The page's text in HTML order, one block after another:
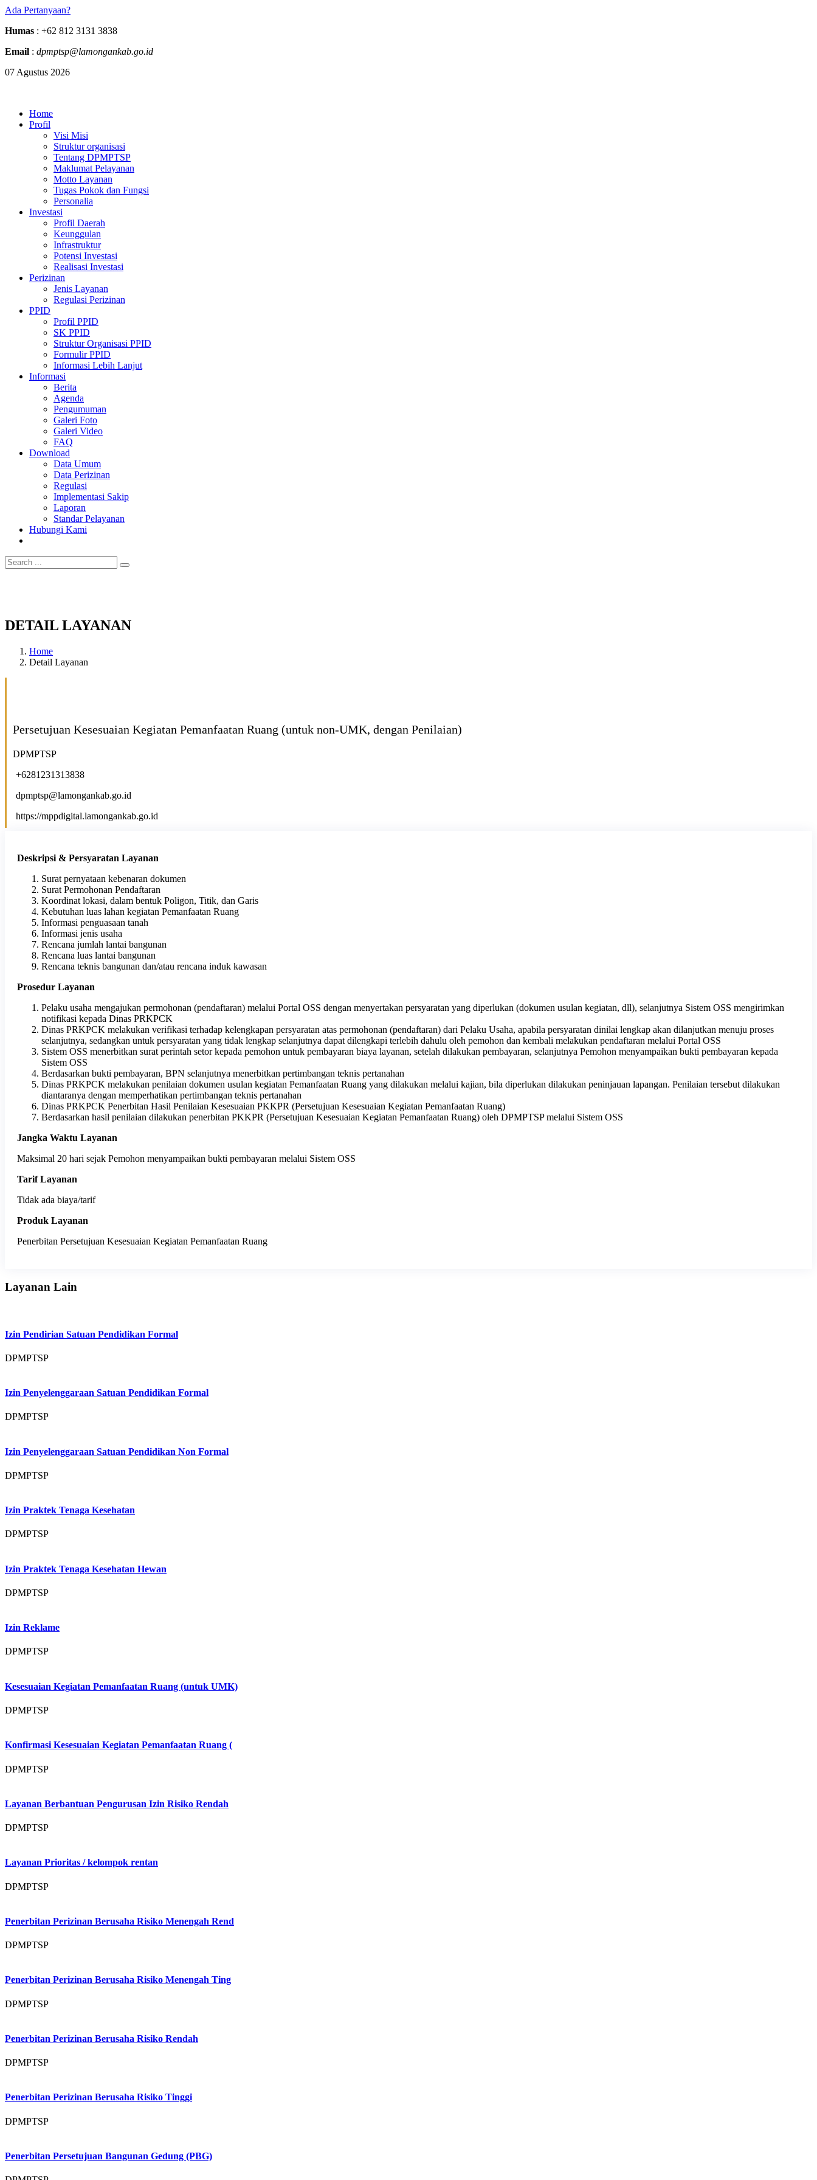
Ada Pertanyaan?
Humas : +62 812 3131 3838
Email : dpmptsp@lamongankab.go.id
07 Agustus 2026
Home
Profil
Visi Misi
Struktur organisasi
Tentang DPMPTSP
Maklumat Pelayanan
Motto Layanan
Tugas Pokok dan Fungsi
Personalia
Investasi
Profil Daerah
Keunggulan
Infrastruktur
Potensi Investasi
Realisasi Investasi
Perizinan
Jenis Layanan
Regulasi Perizinan
PPID
Profil PPID
SK PPID
Struktur Organisasi PPID
Formulir PPID
Informasi Lebih Lanjut
Informasi
Berita
Agenda
Pengumuman
Galeri Foto
Galeri Video
FAQ
Download
Data Umum
Data Perizinan
Regulasi
Implementasi Sakip
Laporan
Standar Pelayanan
Hubungi Kami
DETAIL LAYANAN
Home
Detail Layanan
Persetujuan Kesesuaian Kegiatan Pemanfaatan Ruang (untuk non-UMK, dengan Penilaian)
DPMPTSP
+6281231313838
dpmptsp@lamongankab.go.id
https://mppdigital.lamongankab.go.id
Deskripsi & Persyaratan Layanan
Surat pernyataan kebenaran dokumen
Surat Permohonan Pendaftaran
Koordinat lokasi, dalam bentuk Poligon, Titik, dan Garis
Kebutuhan luas lahan kegiatan Pemanfaatan Ruang
Informasi penguasaan tanah
Informasi jenis usaha
Rencana jumlah lantai bangunan
Rencana luas lantai bangunan
Rencana teknis bangunan dan/atau rencana induk kawasan
Prosedur Layanan
Pelaku usaha mengajukan permohonan (pendaftaran) melalui Portal OSS dengan menyertakan persyaratan yang diperlukan (dokumen usulan kegiatan, dll), selanjutnya Sistem OSS mengirimkan
notifikasi kepada Dinas PRKPCK
Dinas PRKPCK melakukan verifikasi terhadap kelengkapan persyaratan atas permohonan (pendaftaran) dari Pelaku Usaha, apabila persyaratan dinilai lengkap akan dilanjutkan menuju proses
selanjutnya, sedangkan untuk persyaratan yang tidak lengkap selanjutnya dapat dilengkapi terlebih dahulu oleh pemohon dan kembali melakukan pendaftaran melalui Portal OSS
Sistem OSS menerbitkan surat perintah setor kepada pemohon untuk pembayaran biaya layanan, setelah dilakukan pembayaran, selanjutnya Pemohon menyampaikan bukti pembayaran kepada
Sistem OSS
Berdasarkan bukti pembayaran, BPN selanjutnya menerbitkan pertimbangan teknis pertanahan
Dinas PRKPCK melakukan penilaian dokumen usulan kegiatan Pemanfaatan Ruang yang dilakukan melalui kajian, bila diperlukan dilakukan peninjauan lapangan. Penilaian tersebut dilakukan
diantaranya dengan memperhatikan pertimbangan teknis pertanahan
Dinas PRKPCK Penerbitan Hasil Penilaian Kesesuaian PKKPR (Persetujuan Kesesuaian Kegiatan Pemanfaatan Ruang)
Berdasarkan hasil penilaian dilakukan penerbitan PKKPR (Persetujuan Kesesuaian Kegiatan Pemanfaatan Ruang) oleh DPMPTSP melalui Sistem OSS
Jangka Waktu Layanan
Maksimal 20 hari sejak Pemohon menyampaikan bukti pembayaran melalui Sistem OSS
Tarif Layanan
Tidak ada biaya/tarif
Produk Layanan
Penerbitan Persetujuan Kesesuaian Kegiatan Pemanfaatan Ruang
Layanan Lain
Izin Pendirian Satuan Pendidikan Formal
DPMPTSP
Izin Penyelenggaraan Satuan Pendidikan Formal
DPMPTSP
Izin Penyelenggaraan Satuan Pendidikan Non Formal
DPMPTSP
Izin Praktek Tenaga Kesehatan
DPMPTSP
Izin Praktek Tenaga Kesehatan Hewan
DPMPTSP
Izin Reklame
DPMPTSP
Kesesuaian Kegiatan Pemanfaatan Ruang (untuk UMK)
DPMPTSP
Konfirmasi Kesesuaian Kegiatan Pemanfaatan Ruang (
DPMPTSP
Layanan Berbantuan Pengurusan Izin Risiko Rendah
DPMPTSP
Layanan Prioritas / kelompok rentan
DPMPTSP
Penerbitan Perizinan Berusaha Risiko Menengah Rend
DPMPTSP
Penerbitan Perizinan Berusaha Risiko Menengah Ting
DPMPTSP
Penerbitan Perizinan Berusaha Risiko Rendah
DPMPTSP
Penerbitan Perizinan Berusaha Risiko Tinggi
DPMPTSP
Penerbitan Persetujuan Bangunan Gedung (PBG)